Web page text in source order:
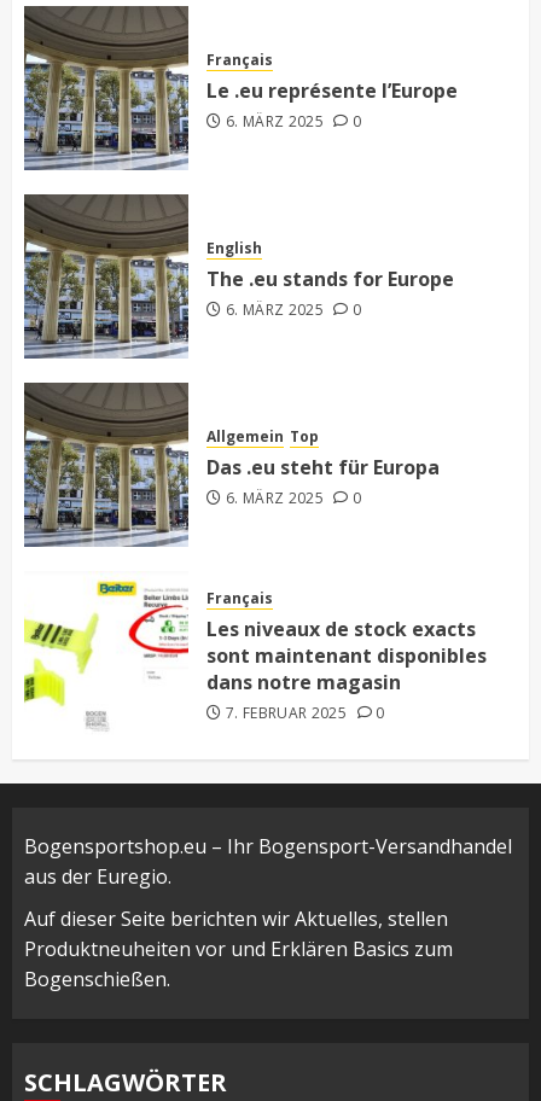
Français
Le .eu représente l’Europe
6. MÄRZ 2025 0
English
The .eu stands for Europe
6. MÄRZ 2025 0
Allgemein Top
Das .eu steht für Europa
6. MÄRZ 2025 0
Français
Les niveaux de stock exacts
sont maintenant disponibles
dans notre magasin
7. FEBRUAR 2025 0
Bogensportshop.eu – Ihr Bogensport-Versandhandel
aus der Euregio.
Auf dieser Seite berichten wir Aktuelles, stellen
Produktneuheiten vor und Erklären Basics zum
Bogenschießen.
SCHLAGWÖRTER